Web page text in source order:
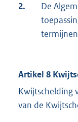
2.
De
Artikel 8
Kwijtschelding
van de